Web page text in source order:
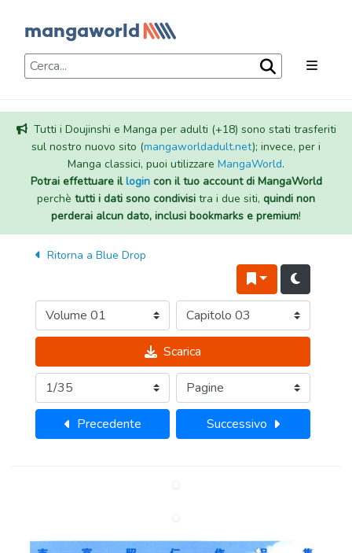
Tutti i Doujinshi e Manga per adulti (+18) sono stati trasferiti
sul nostro nuovo sito (mangaworldadult.net); invece, per i
Manga classici, puoi utilizzare MangaWorld.
Potrai effettuare illogincon il tuo account di MangaWorld
perchè tutti i dati sono condivisi tra i due siti, quindi non
perderai alcun dato, inclusi bookmarks e premium!
Ritorna a Blue Drop
Scarica
Precedente Successivo